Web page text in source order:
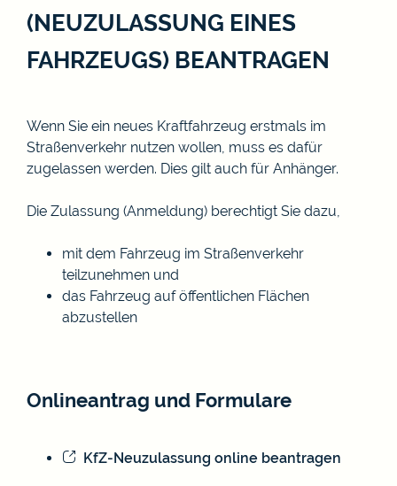
(NEUZULASSUNG EINES
FAHRZEUGS) BEANTRAGEN
Wenn Sie ein neues Kraftfahrzeug erstmals im
Straßenverkehr nutzen wollen, muss es dafür
zugelassen werden. Dies gilt auch für Anhänger.
Die Zulassung (Anmeldung) berechtigt Sie dazu,
mit dem Fahrzeug im Straßenverkehr
teilzunehmen und
das Fahrzeug auf öffentlichen Flächen
abzustellen
Onlineantrag und Formulare
KfZ-Neuzulassung online beantragen